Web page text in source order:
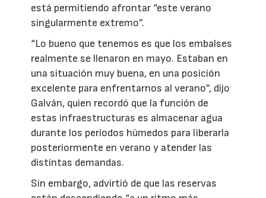
está permitiendo afrontar “este verano
singularmente extremo”.
“Lo bueno que tenemos es que los embalses
realmente se llenaron en mayo. Estaban en
una situación muy buena, en una posición
excelente para enfrentarnos al verano”, dijo
Galván, quien recordó que la función de
estas infraestructuras es almacenar agua
durante los periodos húmedos para liberarla
posteriormente en verano y atender las
distintas demandas.
Sin embargo, advirtió de que las reservas